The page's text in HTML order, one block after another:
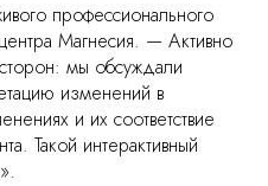
профессионального
Магнесия. — Активно
мы обсуждали
изменений в
и их соответствие
Такой интерактивный